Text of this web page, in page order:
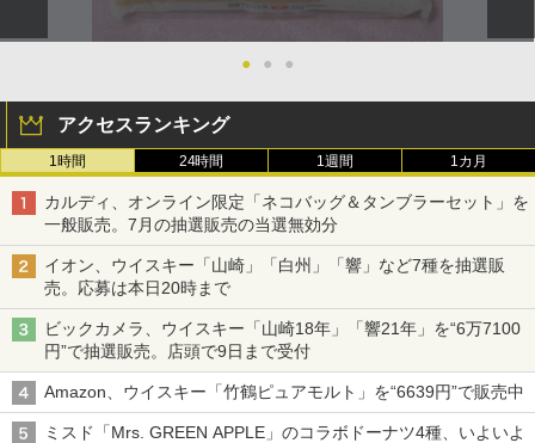
シャープ ウォーターオーブン ヘルシオ
AX-XJ1-B ブラック 30L 2段調理 コンベ
クション トースト機能
● ● ●
アクセスランキング
1時間 24時間 1週間 1カ月
カルディ、オンライン限定「ネコバッグ＆タンブラーセット」を
一般販売。7月の抽選販売の当選無効分
イオン、ウイスキー「山崎」「白州」「響」など7種を抽選販
売。応募は本日20時まで
ビックカメラ、ウイスキー「山崎18年」「響21年」を“6万7100
円”で抽選販売。店頭で9日まで受付
Amazon、ウイスキー「竹鶴ピュアモルト」を“6639円”で販売中
ミスド「Mrs. GREEN APPLE」のコラボドーナツ4種、いよいよ